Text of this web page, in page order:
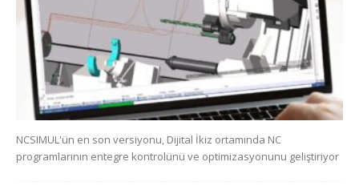
NCSIMUL'ün en son versiyonu, Dijital İkiz ortamında NC
programlarının entegre kontrolünü ve optimizasyonunu geliştiriyor